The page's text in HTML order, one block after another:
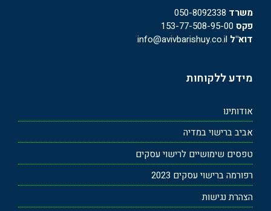
משרד 050-8092338
פקס
דוא"ל
מידע ללקוחות
אודותינו
אביב ברישוי במדיה
טפסים שימושיים לרישוי עסקים
רפורמה ברישוי עסקים 2023
הצהרת נגישות